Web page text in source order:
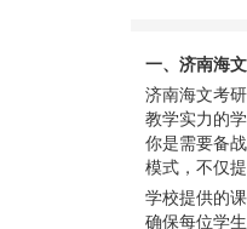
一、济南海
济南海文考
教学实力的
你是需要备
模式，不仅
学校提供的
确保每位学